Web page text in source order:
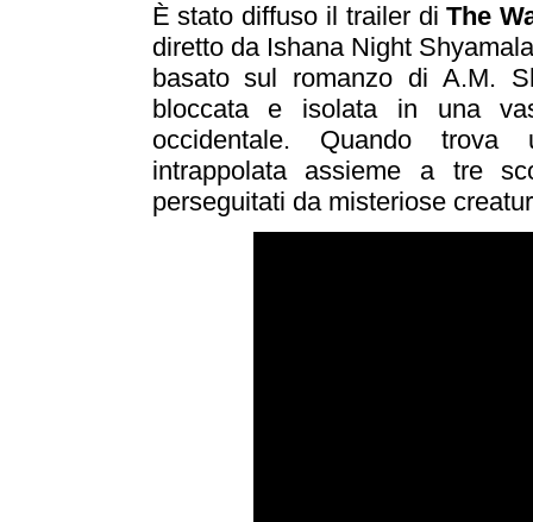
È stato diffuso il trailer diThe
diretto da Ishana Night
basato sul romanzo di A.M.
bloccata e isolata in una
occidentale. Quando trova
intrappolata assieme a tre
perseguitati da misteriose